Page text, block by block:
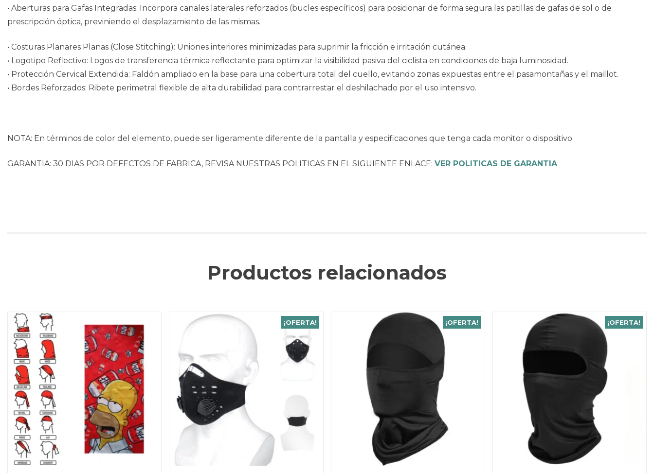
• Aberturas para Gafas Integradas: Incorpora canales laterales reforzados (bucles específicos) para posicionar de forma segura las patillas de gafas de sol o de
prescripción óptica, previniendo el desplazamiento de las mismas.
• Costuras Planares Planas (Close Stitching): Uniones interiores minimizadas para suprimir la fricción e irritación cutánea.
• Logotipo Reflectivo: Logos de transferencia térmica reflectante para optimizar la visibilidad pasiva del ciclista en condiciones de baja luminosidad.
• Protección Cervical Extendida: Faldón ampliado en la base para una cobertura total del cuello, evitando zonas expuestas entre el pasamontañas y el maillot.
• Bordes Reforzados: Ribete perimetral flexible de alta durabilidad para contrarrestar el deshilachado por el uso intensivo.
NOTA: En términos de color del elemento, puede ser ligeramente diferente de la pantalla y especificaciones que tenga cada monitor o dispositivo.
GARANTIA: 30 DIAS POR DEFECTOS DE FABRICA, REVISA NUESTRAS POLITICAS EN EL SIGUIENTE ENLACE: VER POLITICAS DE GARANTIA
Productos relacionados
¡OFERTA! ¡OFERTA! ¡OFERTA!